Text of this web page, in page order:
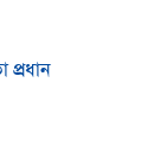
প্রধান